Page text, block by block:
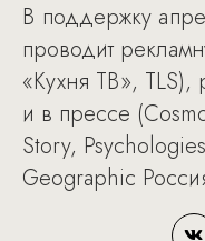
В поддержку
проводит
«Кухня ТВ»,
и в прессе
Story,
Geographic